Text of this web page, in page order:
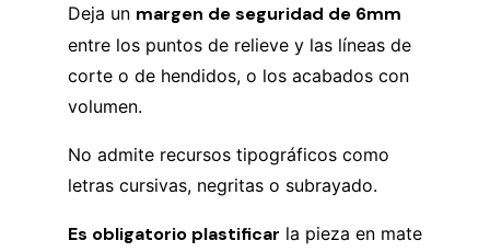
Deja un margen de seguridad de 6mm
entre los puntos de relieve y las líneas de
corte o de hendidos, o los acabados con
volumen.
No admite recursos tipográficos como
letras cursivas, negritas o subrayado.
Es obligatorio plastificar la pieza en mate